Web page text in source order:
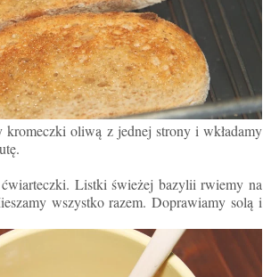
kromeczki oliwą z jednej strony i wkładamy
Listki świeżej bazylii rwiemy na
wszystko razem. Doprawiamy solą i